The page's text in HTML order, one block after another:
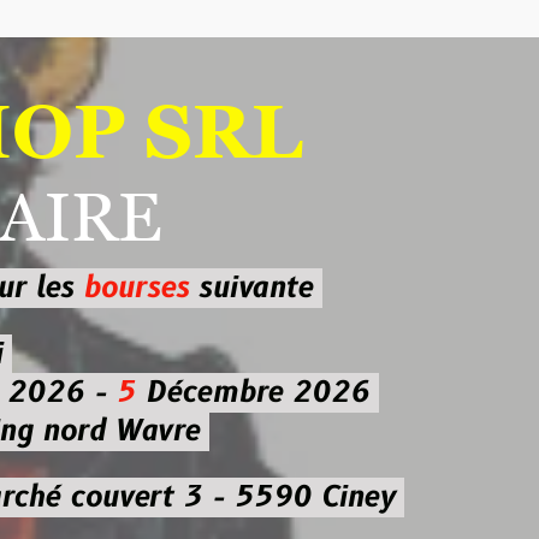
SRL
suivante
5Décembre 2026
Wavre
3 - 5590 Ciney